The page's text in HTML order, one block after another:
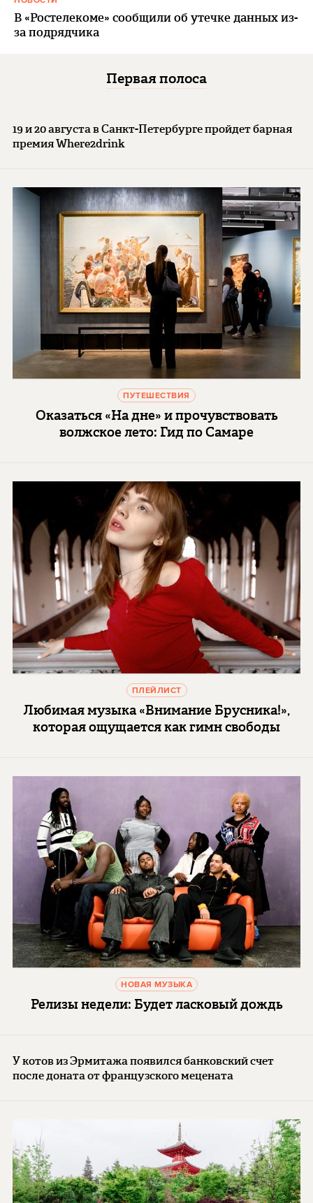
В «Ростелекоме» сообщили об утечке данных из-
за подрядчика
Первая полоса
19 и 20 августа в Санкт-Петербурге пройдет барная
премия Where2drink
ПУТЕШЕСТВИЯ
Оказаться «На дне» и прочувствовать
волжское лето: Гид по Самаре
ПЛЕЙЛИСТ
Любимая музыка «Внимание Брусника!»,
которая ощущается как гимн свободы
НОВАЯ МУЗЫКА
Релизы недели: Будет ласковый дождь
У котов из Эрмитажа появился банковский счет
после доната от французского мецената